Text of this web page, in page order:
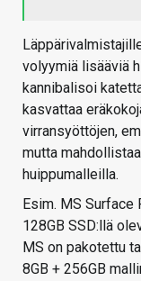
volyymiä lisääviä
kannibalisoi
kasvattaa
virransyöttöjen,
mutta
huippumalleilla.
Esim. MS Surface
128GB SSD:llä
MS on pakotettu
8GB + 256GB